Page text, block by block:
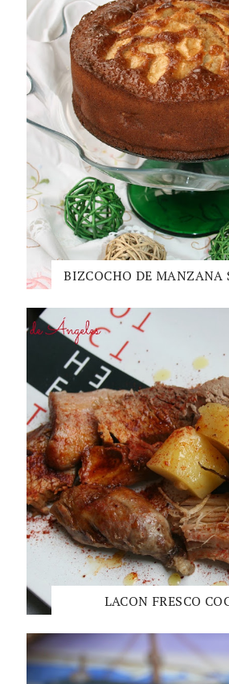
BIZCOCHO DE MANZANA
LACON FRESCO